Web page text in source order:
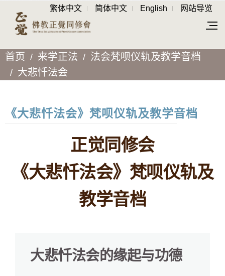
繁体中文 简体中文 English 网站导览
首页 来学正法
法会梵呗仪轨及教学音档
大悲忏法会
《大悲忏法会》梵呗仪轨及教学音档
正觉同修会
《大悲忏法会》梵呗仪轨及
教学音档
大悲忏法会的缘起与功德